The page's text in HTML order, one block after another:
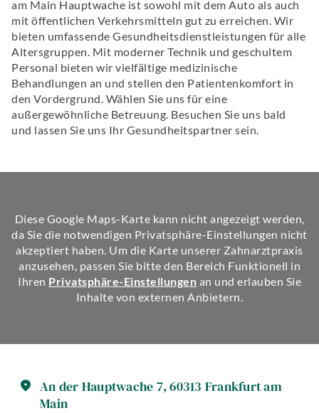
am Main Hauptwache ist sowohl mit dem Auto als auch
mit öffentlichen Verkehrsmitteln gut zu erreichen. Wir
bieten umfassende Gesundheitsdienstleistungen für alle
Altersgruppen. Mit moderner Technik und geschultem
Personal bieten wir vielfältige medizinische
Behandlungen an und stellen den Patientenkomfort in
den Vordergrund. Wählen Sie uns für eine
außergewöhnliche Betreuung. Besuchen Sie uns bald
und lassen Sie uns Ihr Gesundheitspartner sein.
An der Hauptwache 7,60313 Frankfurt am
Main
Diese Google Maps-Karte kann nicht angezeigt werden,
da Sie die notwendigen Privatsphäre-Einstellungen nicht
akzeptiert haben. Um die Karte unserer Zahnarztpraxis
anzusehen, passen Sie bitte den Bereich Funktionell in
Ihren Privatsphäre-Einstellungen an und erlauben Sie
Inhalte von externen Anbietern.